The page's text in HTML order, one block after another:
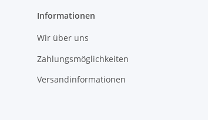
Informationen
Wir über uns
Zahlungsmöglichkeiten
Versandinformationen